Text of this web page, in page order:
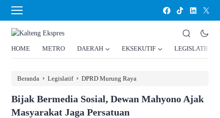
HOME METRO DAERAH EKSEKUTIF LEGISLATIF
Beranda › Legislatif › DPRD Murung Raya
Bijak Bermedia Sosial, Dewan Mahyono Ajak
Masyarakat Jaga Persatuan